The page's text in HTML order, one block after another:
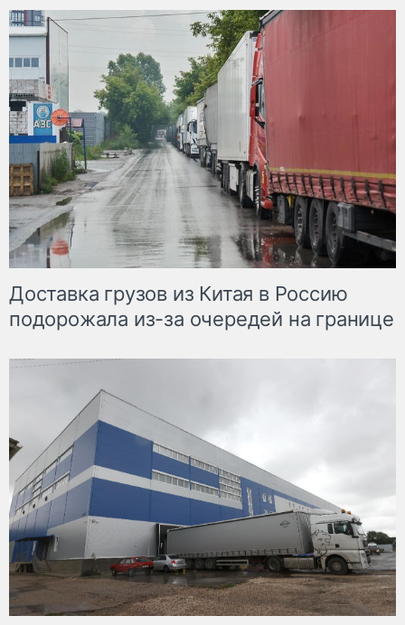
Доставка грузов из Китая в Россию
подорожала из-за очередей на границе